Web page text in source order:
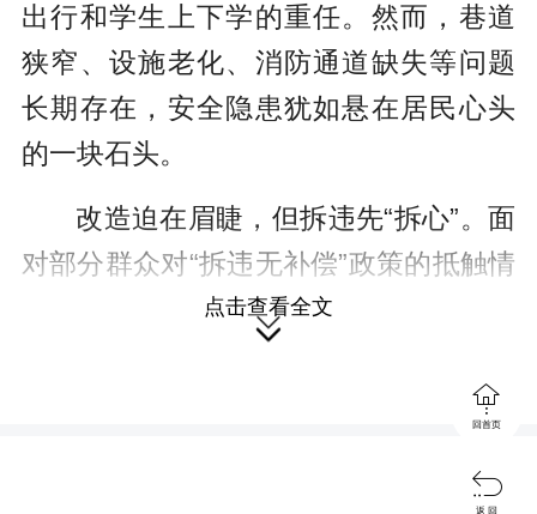
出行和学生上下学的重任。然而，巷道
狭窄、设施老化、消防通道缺失等问题
长期存在，安全隐患犹如悬在居民心头
的一块石头。
改造迫在眉睫，但拆违先“拆心”。面
对部分群众对“拆违无补偿”政策的抵触情
绪，黄书记带着社区干部挨家挨户走
家要上班，我们就晚上去。”社区工作人
点击查看全文


回首页

返 回